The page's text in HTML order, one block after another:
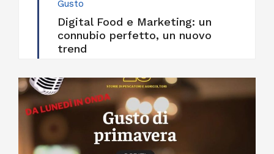
Gusto
Digital Food e Marketing: un
connubio perfetto, un nuovo
trend